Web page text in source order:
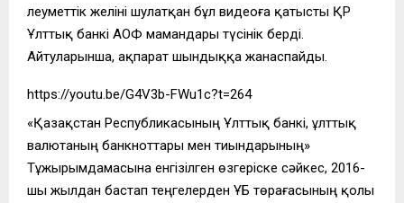
Әлеуметтік желіні шулатқан бұл видеоға қатысты ҚР
Ұлттық банкі АОФ мамандары түсінік берді.
Айтуларынша, ақпарат шындыққа жанаспайды.
https://youtu.be/G4V3b-FWu1c?t=264
«Қазақстан Республикасының Ұлттық банкі, ұлттық
валютаның банкноттары мен тиындарының»
Тұжырымдамасына енгізілген өзгеріске сәйкес, 2016-
шы жылдан бастап теңгелерден ҰБ төрағасының қолы